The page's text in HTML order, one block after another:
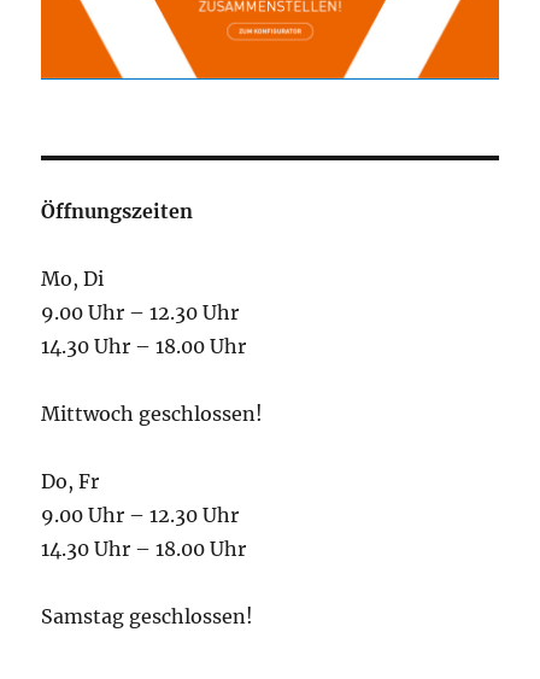
Öffnungszeiten
Mo, Di
9.00 Uhr – 12.30 Uhr
14.30 Uhr – 18.00 Uhr
Mittwoch geschlossen!
Do, Fr
9.00 Uhr – 12.30 Uhr
14.30 Uhr – 18.00 Uhr
Samstag geschlossen!